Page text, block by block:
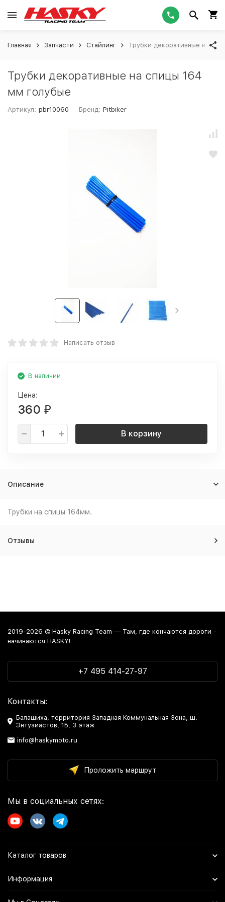
Главная Запчасти Стайлинг Трубки декоративные на
Трубки декоративные на спицы 164
мм голубые
Артикул: pbr10060 Бренд: Pitbiker
Написать отзыв
В наличии
Цена:
360 ₽
В корзину
Описание
Трубки на спицы 164мм.
Отзывы
2019-2026 © Hasky Racing Team — Там, где кончаются дороги -
начинаются HASKY!
+7 495 414-27-97
Контакты:
Балашиха, территория Западная Коммунальная Зона, ш.
Энтузиастов, 1Б, 3 этаж
info@haskymoto.ru
Проложить маршрут
Мы в социальных сетях:
Каталог товаров
Информация